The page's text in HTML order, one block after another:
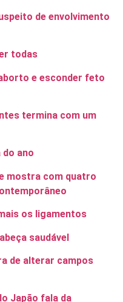
de envolvimento
todas
e esconder feto
termina com um
do ano
mostra com quatro
os ligamentos
saudável
de alterar campos
Japão fala da